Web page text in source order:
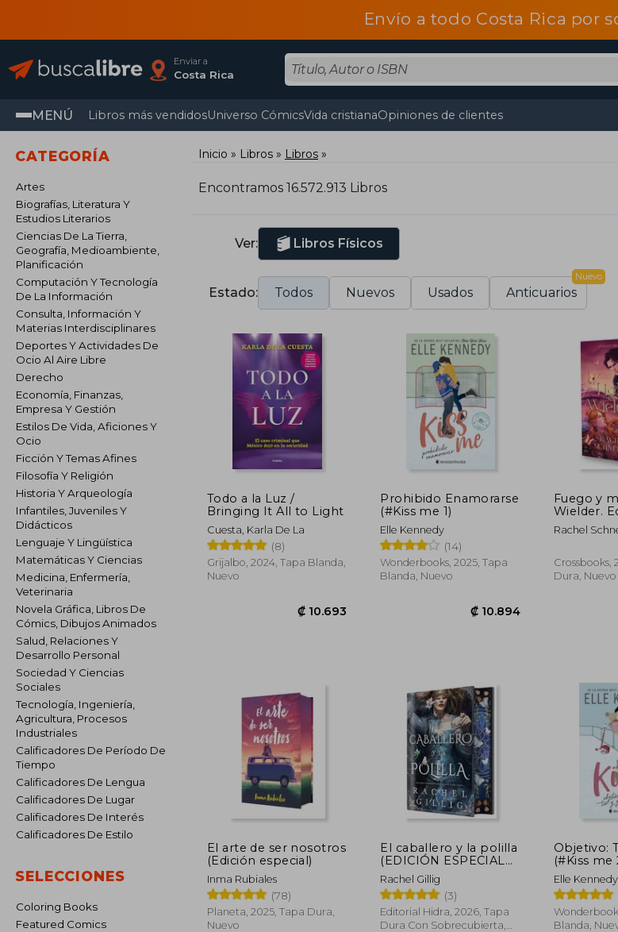
Envío a todo Costa Rica por
Enviar a
Costa Rica
MENÚ Libros más vendidosUniverso CómicsVida cristianaOpiniones de clientes
CATEGORÍA
Artes
Biografías, Literatura Y
Estudios Literarios
Ciencias De La Tierra,
Geografía, Medioambiente,
Planificación
Computación Y Tecnología
De La Información
Consulta, Información Y
Materias Interdisciplinares
Deportes Y Actividades De
Ocio Al Aire Libre
Derecho
Economía, Finanzas,
Empresa Y Gestión
Estilos De Vida, Aficiones Y
Ocio
Ficción Y Temas Afines
Filosofía Y Religión
Historia Y Arqueología
Infantiles, Juveniles Y
Didácticos
Lenguaje Y Lingüística
Matemáticas Y Ciencias
Medicina, Enfermería,
Veterinaria
Novela Gráfica, Libros De
Cómics, Dibujos Animados
Salud, Relaciones Y
Desarrollo Personal
Sociedad Y Ciencias
Sociales
Tecnología, Ingeniería,
Agricultura, Procesos
Industriales
Calificadores De Período De
Tiempo
Calificadores De Lengua
Calificadores De Lugar
Calificadores De Interés
Calificadores De Estilo
SELECCIONES
Coloring Books
Featured Comics
Inicio Libros Libros
Encontramos 16.572.913 Libros
Ver: Libros Físicos
Estado: Todos Nuevos Usados Anticuarios
Nuevo
Todo a la Luz /
Bringing It All to Light
Cuesta, Karla De La
(8)
Grijalbo, 2024, Tapa Blanda,
Nuevo
Prohibido Enamorarse
(#Kiss me 1)
Elle Kennedy
(14)
Wonderbooks, 2025, Tapa
Blanda, Nuevo
Fuego y
Wielder.
cantos
Rachel
Crossbooks,
Dura, Nuevo
El arte de ser nosotros
(Edición especial)
Inma Rubiales
(78)
Planeta, 2025, Tapa Dura,
Nuevo
El caballero y la polilla
(EDICIÓN ESPECIAL
LIMITADA)
Rachel Gillig
(3)
Editorial Hidra, 2026, Tapa
Dura Con Sobrecubierta,
Objetivo:
(#Kiss me
Elle Kennedy
Blanda,